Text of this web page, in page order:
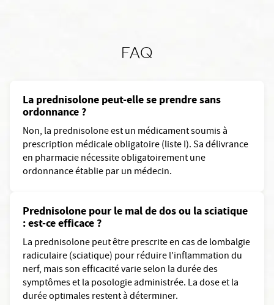
FAQ
La prednisolone peut-elle se prendre sans
ordonnance ?
Non, la prednisolone est un médicament soumis à
prescription médicale obligatoire (liste I). Sa délivrance
en pharmacie nécessite obligatoirement une
ordonnance établie par un médecin.
Prednisolone pour le mal de dos ou la sciatique
: est-ce efficace ?
La prednisolone peut être prescrite en cas de lombalgie
radiculaire (sciatique) pour réduire l'inflammation du
nerf, mais son efficacité varie selon la durée des
symptômes et la posologie administrée. La dose et la
durée optimales restent à déterminer.